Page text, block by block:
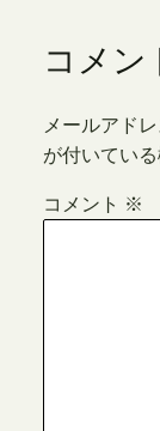
コメン
メールアド
が付いてい
コメント ※